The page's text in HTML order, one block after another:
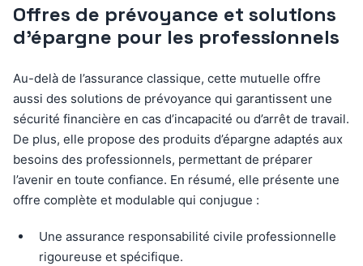
Offres de prévoyance et solutions
d’épargne pour les professionnels
Au-delà de l’assurance classique, cette mutuelle offre
aussi des solutions de prévoyance qui garantissent une
sécurité financière en cas d’incapacité ou d’arrêt de travail.
De plus, elle propose des produits d’épargne adaptés aux
besoins des professionnels, permettant de préparer
l’avenir en toute confiance. En résumé, elle présente une
offre complète et modulable qui conjugue :
Une assurance responsabilité civile professionnelle
rigoureuse et spécifique.